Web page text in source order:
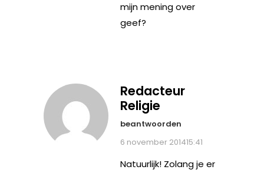
mijn mening over
geef?
Redacteur
Religie
beantwoorden
6 november 201415:41
Natuurlijk! Zolang je er